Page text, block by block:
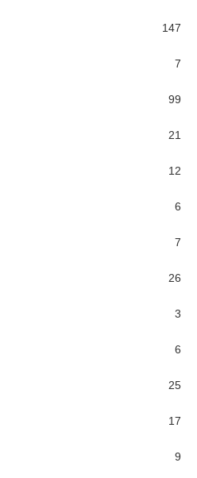
147
7
99
21
12
6
7
26
3
6
25
17
9